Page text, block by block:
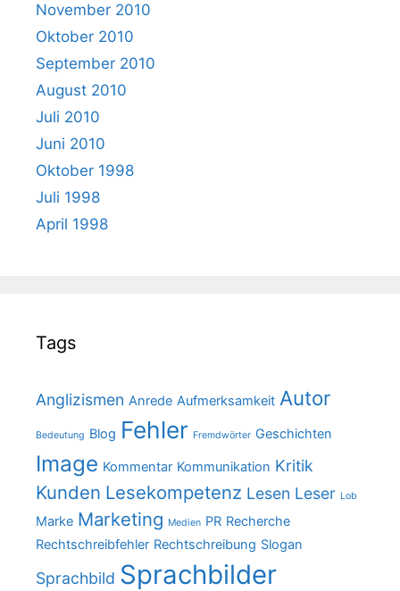
November 2010
Oktober 2010
September 2010
August 2010
Juli 2010
Juni 2010
Oktober 1998
Juli 1998
April 1998
Tags
Anglizismen Anrede Aufmerksamkeit Autor
Bedeutung Blog Fehler Fremdwörter Geschichten
Image Kommentar Kommunikation Kritik
Kunden Lesekompetenz Lesen Leser Lob
Marke Marketing Medien PR Recherche
Rechtschreibfehler Rechtschreibung Slogan
Sprachbild Sprachbilder